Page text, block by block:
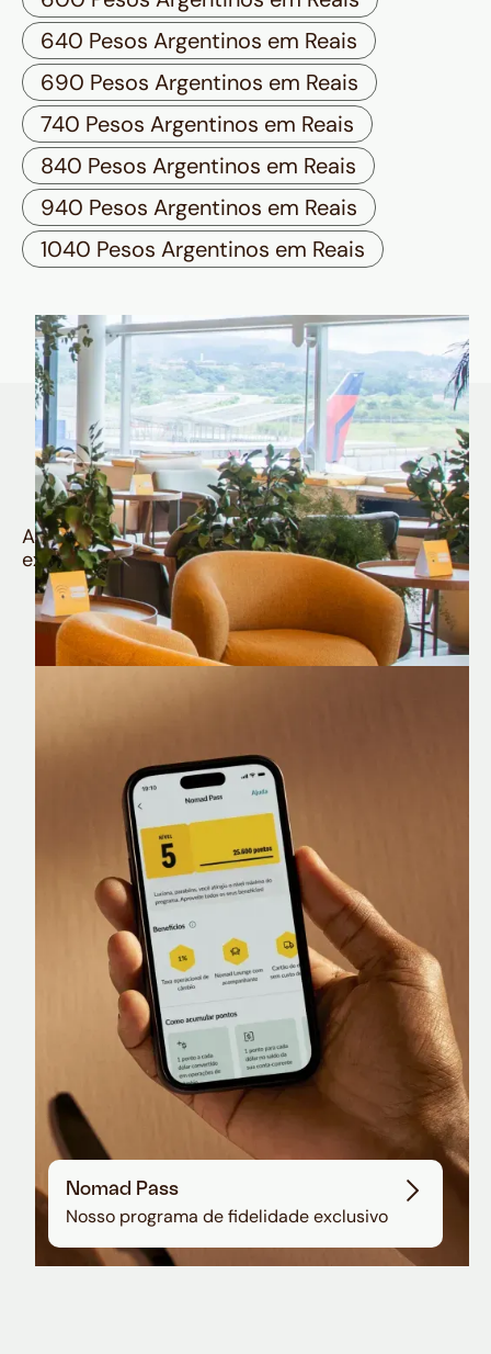
640 Pesos Argentinos em Reais
690 Pesos Argentinos em Reais
740 Pesos Argentinos em Reais
840 Pesos Argentinos em Reais
940 Pesos Argentinos em Reais
1040 Pesos Argentinos em Reais
Quem é Nomad tem
muito mais
Aproveite todos os benefícios e vantagens
exclusivas da sua Conta Internacional
Nomad Lounge
Sala VIP no Aeroporto de Guarulhos
Nomad Pass
Nosso programa de fidelidade exclusivo